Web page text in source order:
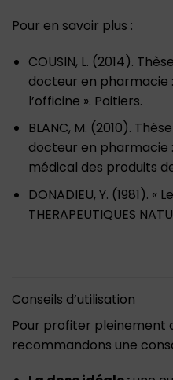
Pour en savoir plus :
COUSIN, L. (2014).
docteur en pharmacie
l’officine ». Poitiers.
BLANC, M. (2010).
docteur en pharmacie
médical des produits
DONADIEU, Y. (1981). «
THERAPEUTIQUES
Conseils d’utilisation
Pour profiter pleinement
recommandons une